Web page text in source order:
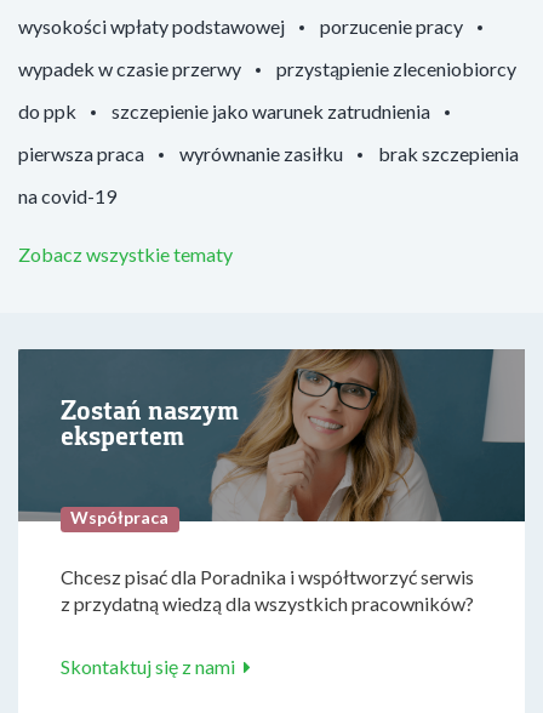
wysokości wpłaty podstawowej
porzucenie pracy
wypadek w czasie przerwy
przystąpienie zleceniobiorcy
do ppk
szczepienie jako warunek zatrudnienia
pierwsza praca
wyrównanie zasiłku
brak szczepienia
na covid-19
Zobacz wszystkie tematy
Zostań naszym
ekspertem
Współpraca
Chcesz pisać dla Poradnika i współtworzyć serwis
z przydatną wiedzą dla wszystkich pracowników?
Skontaktuj się z nami